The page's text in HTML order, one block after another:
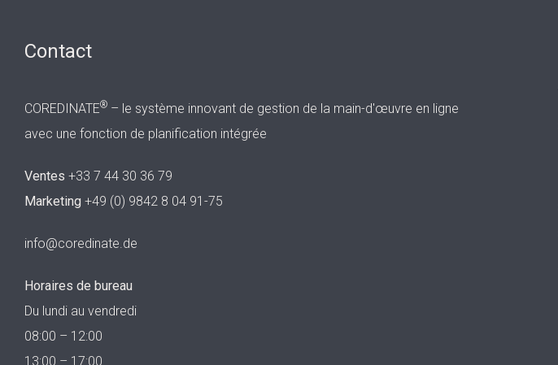
Contact
COREDINATE® – le système innovant de gestion de la main-d'œuvre en ligne
avec une fonction de planification intégrée
Ventes +33 7 44 30 36 79
Marketing +49 (0) 9842 8 04 91-75
info@coredinate.de
Horaires de bureau
Du lundi au vendredi
08:00 – 12:00
13:00 – 17:00